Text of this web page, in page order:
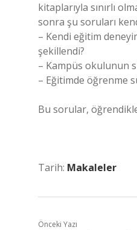
kitaplarıyla sınırlı
sonra şu soruları
– Kendi eğitim
şekillendi?
– Kampüs okulunun
– Eğitimde öğrenme
Bu sorular,
Tarih: Makaleler
Önceki Yazı